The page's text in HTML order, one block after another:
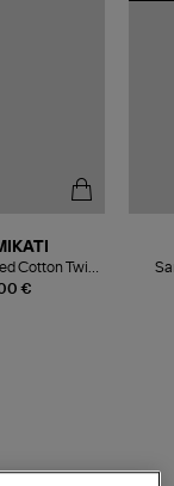
€
Cotton Twill
Natural